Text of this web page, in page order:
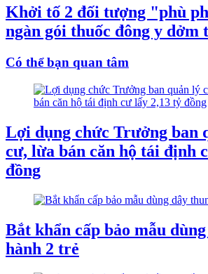
Khởi tố 2 đối tượng "phù
ngàn gói thuốc đông y dởm
Có thể bạn quan tâm
Lợi dụng chức Trưởng ban
cư, lừa bán căn hộ tái định
đồng
Bắt khẩn cấp bảo mẫu
hành 2 trẻ